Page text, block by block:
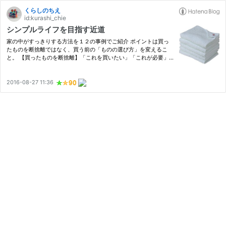
くらしのちえ
id:kurashi_chie
シンプルライフを目指す近道
家の中がすっきりする方法を１２の事例でご紹介 ポイントは買っ
たものを断捨離ではなく、買う前の「ものの選び方」を変えるこ
と。 【買ったものを断捨離】「これを買いたい」「これが必要」
「兼用…
2016-08-27 11:36